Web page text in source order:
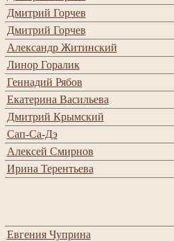
Дмитрий Горчев
Дмитрий Горчев
Александр Житинский
Линор Горалик
Геннадий Рябов
Екатерина Васильева
Дмитрий Крымский
Сап-Са-Дэ
Алексей Смирнов
Ирина Терентьева
Евгения Чуприна